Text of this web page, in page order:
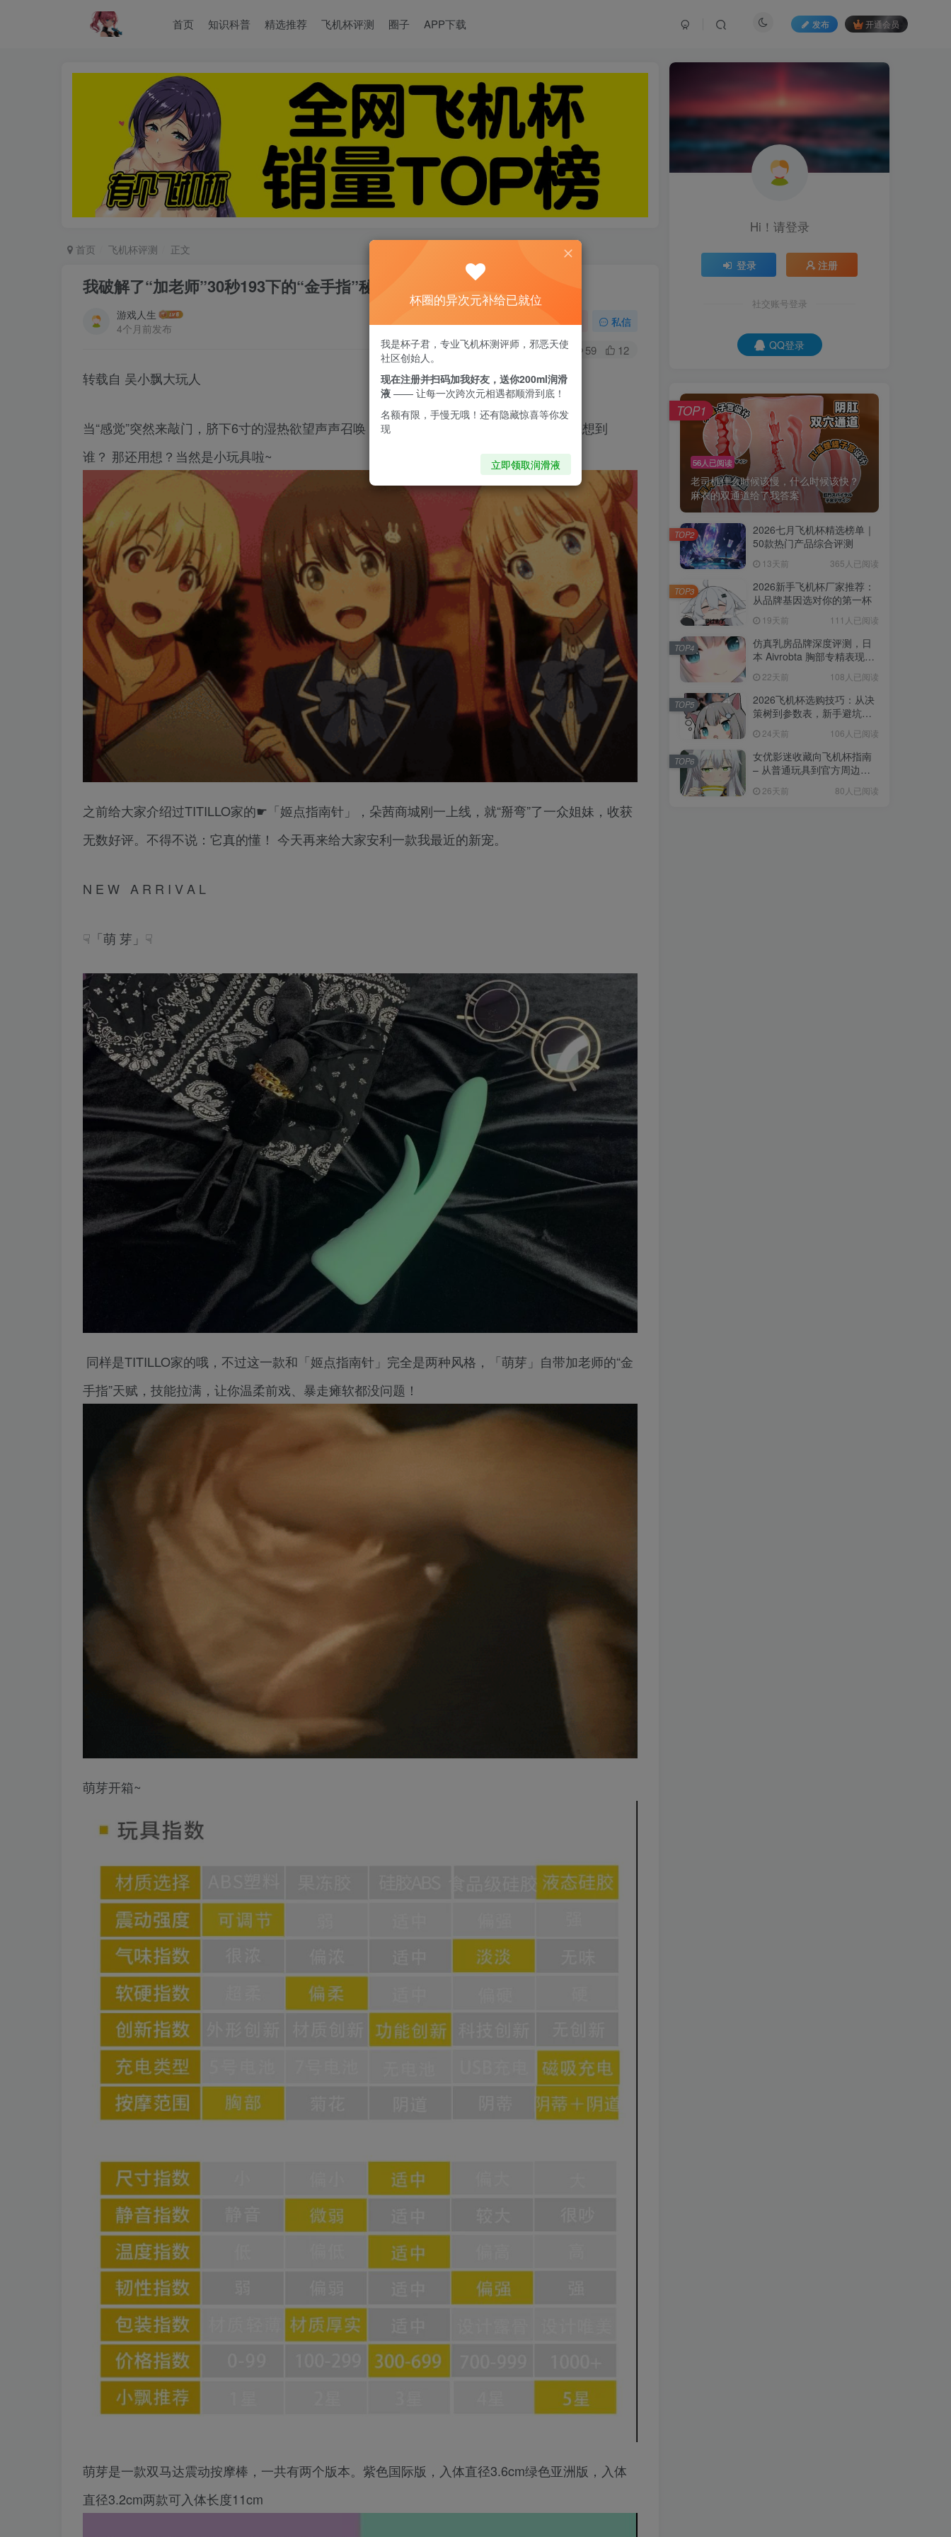
首页 知识科普 精选推荐 飞机杯评测 圈子 APP下载 发布 开通会员
首页 飞机杯评测 正文
我破解了“加老师”30秒193下的“金手指”秘笈
游戏人生
4个月前发布
私信
0 59 12
转载自 吴小飘大玩人
当“感觉”突然来敲门，脐下6寸的湿热欲望声声召唤，身边又没有刚好相合的伴侣，你最先想到
谁？ 那还用想？当然是小玩具啦~
之前给大家介绍过TITILLO家的☛「姬点指南针」，朵茜商城刚一上线，就“掰弯”了一众姐妹，收获
无数好评。不得不说：它真的懂！ 今天再来给大家安利一款我最近的新宠。
N E W A R R I V A L
☟「萌 芽」☟
同样是TITILLO家的哦，不过这一款和「姬点指南针」完全是两种风格，「萌芽」自带加老师的“金
手指”天赋，技能拉满，让你温柔前戏、暴走瘫软都没问题！
萌芽开箱~
萌芽是一款双马达震动按摩棒，一共有两个版本。紫色国际版，入体直径3.6cm绿色亚洲版，入体
直径3.2cm两款可入体长度11cm
Hi！请登录
登录 注册
社交账号登录
QQ登录
56人已阅读
老司机什么时候该慢，什么时候该快？
麻衣的双通道给了我答案
TOP1
2026七月飞机杯精选榜单｜
50款热门产品综合评测
13天前 365人已阅读
TOP2
2026新手飞机杯厂家推荐：
从品牌基因选对你的第一杯
19天前 111人已阅读
TOP3
仿真乳房品牌深度评测，日
本 Aivrobta 胸部专精表现突
22天前 108人已阅读
TOP4
2026飞机杯选购技巧：从决
策树到参数表，新手避坑全
24天前 106人已阅读
TOP5
女优影迷收藏向飞机杯指南
– 从普通玩具到官方周边的
26天前 80人已阅读
TOP6
杯圈的异次元补给已就位
我是杯子君，专业飞机杯测评师，邪恶天使
社区创始人。
现在注册并扫码加我好友，送你200ml润滑
液 —— 让每一次跨次元相遇都顺滑到底！
名额有限，手慢无哦！还有隐藏惊喜等你发
现
立即领取润滑液